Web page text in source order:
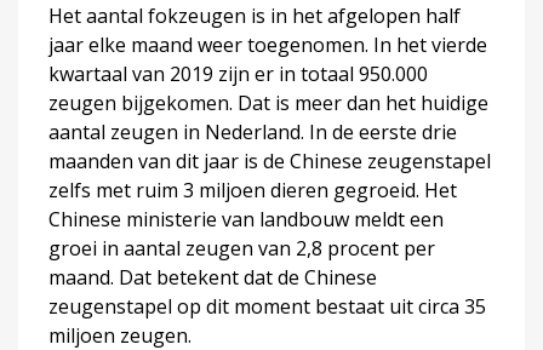
Het aantal fokzeugen is in het afgelopen half
jaar elke maand weer toegenomen. In het vierde
kwartaal van 2019 zijn er in totaal 950.000
zeugen bijgekomen. Dat is meer dan het huidige
aantal zeugen in Nederland. In de eerste drie
maanden van dit jaar is de Chinese zeugenstapel
zelfs met ruim 3 miljoen dieren gegroeid. Het
Chinese ministerie van landbouw meldt een
groei in aantal zeugen van 2,8 procent per
maand. Dat betekent dat de Chinese
zeugenstapel op dit moment bestaat uit circa 35
miljoen zeugen.